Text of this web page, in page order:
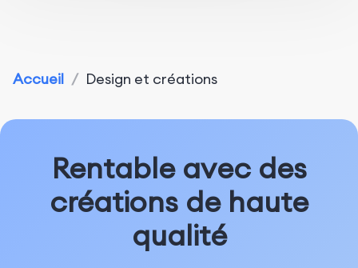
Accueil / Design et créations
Rentable avec des
créations de haute
qualité